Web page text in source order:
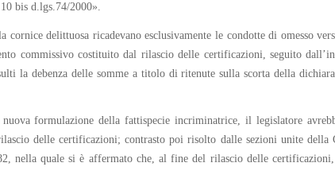
bis d.lgs.74/2000».
delittuosa ricadevano esclusivamente le condotte di omesso
commissivo costituito dal rilascio delle certificazioni, seguito
la debenza delle somme a titolo di ritenute sulla scorta della
formulazione della fattispecie incriminatrice, il legislatore
delle certificazioni; contrasto poi risolto dalle sezioni unite
nella quale si è affermato che, al fine del rilascio delle